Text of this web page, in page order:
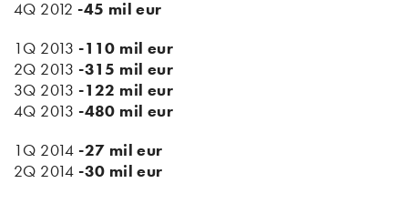
4Q 2012 -45 mil eur
1Q 2013 -110 mil eur
2Q 2013 -315 mil eur
3Q 2013 -122 mil eur
4Q 2013 -480 mil eur
1Q 2014 -27 mil eur
2Q 2014 -30 mil eur